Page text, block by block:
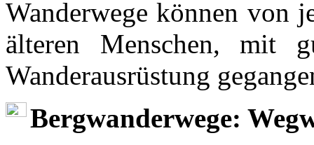
Wanderwege können von
älteren Menschen, mit
Wanderausrüstung
Bergwanderwege: